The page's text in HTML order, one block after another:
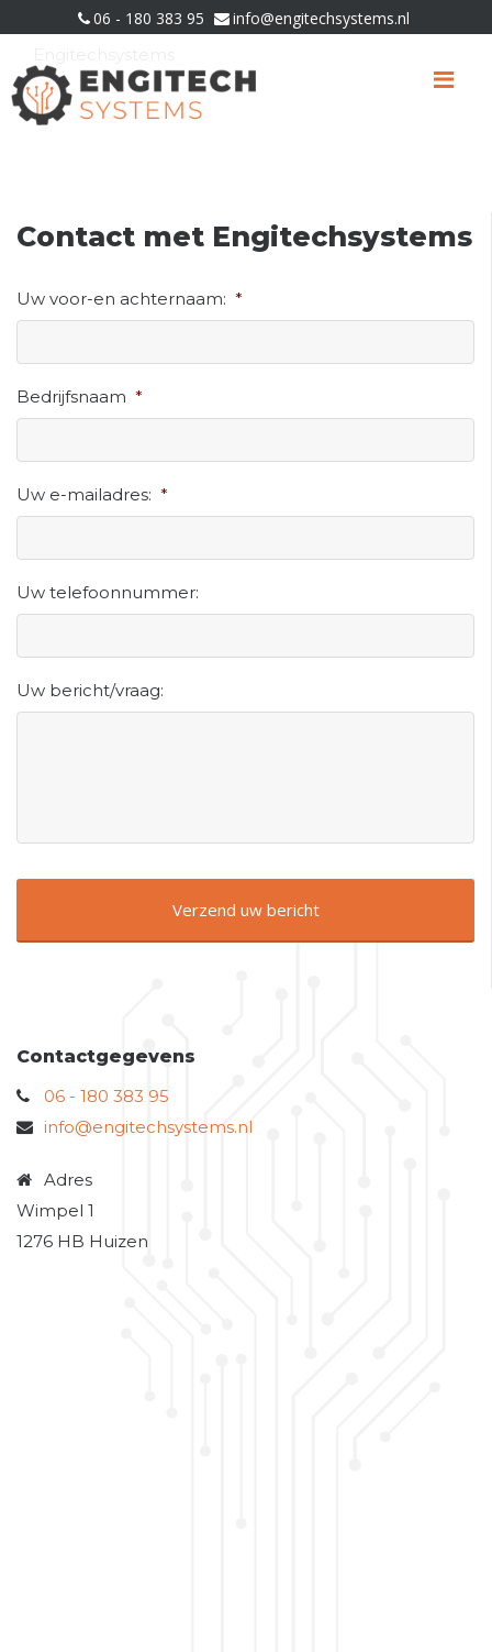
06 - 180 383 95 info@engitechsystems.nl
U bevindt zich hier:Home»Contact met
Contact met Engitechsystems
Uw voor-en achternaam: *
Bedrijfsnaam *
Uw e-mailadres: *
Uw telefoonnummer:
Uw bericht/vraag:
Contactgegevens
06 - 180 383 95
info@engitechsystems.nl
Adres
Wimpel 1
1276 HB Huizen